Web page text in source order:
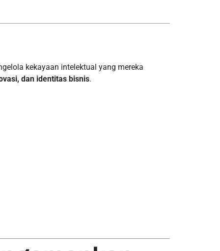
kekayaan intelektual yang mereka
dan identitas bisnis.